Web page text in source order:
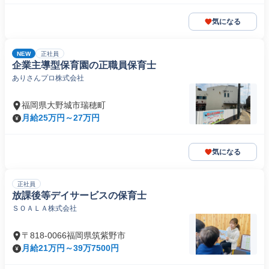
気になる
NEW 正社員
企業主導型保育園の正職員保育士
ありさんプロ株式会社
福岡県大野城市瑞穂町
月給25万円～27万円
気になる
正社員
放課後等デイサービスの保育士
ＳＯＡＬＡ株式会社
〒818-0066福岡県筑紫野市
月給21万円～39万7500円